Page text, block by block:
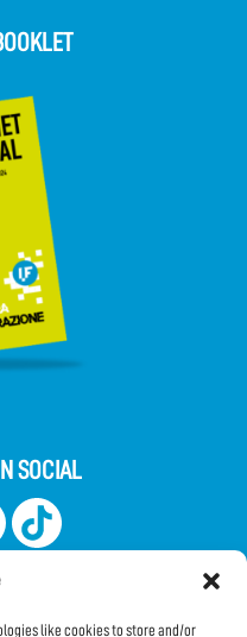
like cookies to store and/or
SOCIAL